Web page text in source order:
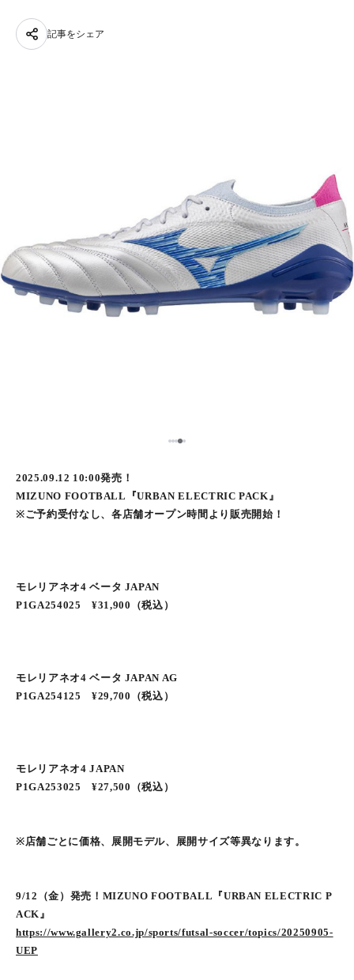
記事をシェア
1234
2025.09.12 10:00発売！
MIZUNO FOOTBALL『URBAN ELECTRIC PACK』
※ご予約受付なし、各店舗オープン時間より販売開始！
モレリアネオ4 ベータ JAPAN
P1GA254025 ¥31,900（税込）
モレリアネオ4 ベータ JAPAN AG
P1GA254125 ¥29,700（税込）
モレリアネオ4 JAPAN
P1GA253025 ¥27,500（税込）
※店舗ごとに価格、展開モデル、展開サイズ等異なります。
9/12（金）発売！MIZUNO FOOTBALL『URBAN ELECTRIC P
ACK』
https://www.gallery2.co.jp/sports/futsal-soccer/topics/20250905-
UEP